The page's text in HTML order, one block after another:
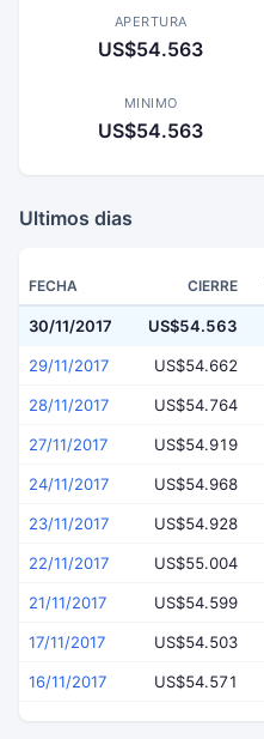
APERTURA
US$54.563
MINIMO
US$54.563
Ultimos dias
FECHA CIERRE
30/11/2017 US$54.563
29/11/2017 US$54.662
28/11/2017 US$54.764
27/11/2017 US$54.919
24/11/2017 US$54.968
23/11/2017 US$54.928
22/11/2017 US$55.004
21/11/2017 US$54.599
17/11/2017 US$54.503
16/11/2017 US$54.571